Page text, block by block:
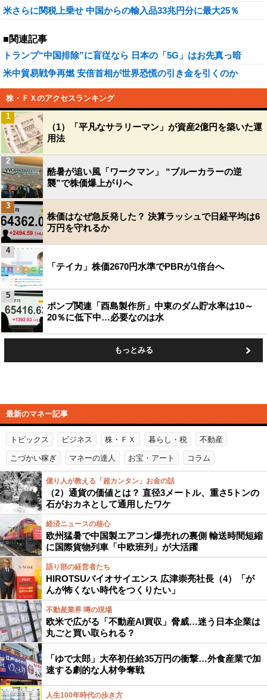
米さらに関税上乗せ 中国からの輸入品33兆円分に最大25％
■関連記事
トランプ“中国排除”に盲従なら 日本の「5G」はお先真っ暗
米中貿易戦争再燃 安倍首相が世界恐慌の引き金を引くのか
株・ＦＸのアクセスランキング
（1）「平凡なサラリーマン」が資産2億円を築いた運
用法
1
酷暑が追い風「ワークマン」 “ブルーカラーの逆
襲”で株価爆上がりへ
2
株価はなぜ急反発した？ 決算ラッシュで日経平均は6
万円を守れるか
3
「テイカ」株価2670円水準でPBRが1倍台へ
4
ポンプ関連「酉島製作所」中東のダム貯水率は10～
20％に低下中…必要なのは水
5
もっとみる
最新のマネー記事
トピックス ビジネス 株・ＦＸ 暮らし・税 不動産
こづかい稼ぎ マネーの達人 お宝・アート コラム
億り人が教える「超カンタン」お金の話
（2）通貨の価値とは？ 直径3メートル、重さ5トンの
石がおカネとして通用したワケ
経済ニュースの核心
欧州猛暑で中国製エアコン爆売れの裏側 輸送時間短縮
に国際貨物列車「中欧班列」が大活躍
語り部の経営者たち
HIROTSUバイオサイエンス 広津崇亮社長（4）「が
んが怖くない時代をつくりたい」
不動産業界 噂の現場
欧米で広がる「不動産AI買収」脅威…迷う日本企業は
丸ごと買い取られる？
「ゆで太郎」大卒初任給35万円の衝撃…外食産業で加
速する劇的な人材争奪戦
人生100年時代の歩き方